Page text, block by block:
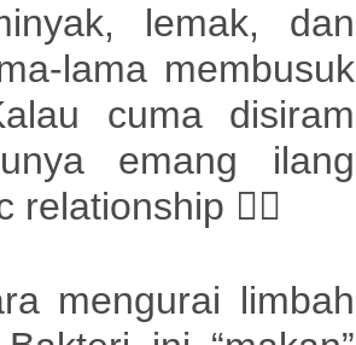
lemak, dan
lama membusuk
cuma disiram
emang ilang
😮‍💨
mengurai limbah